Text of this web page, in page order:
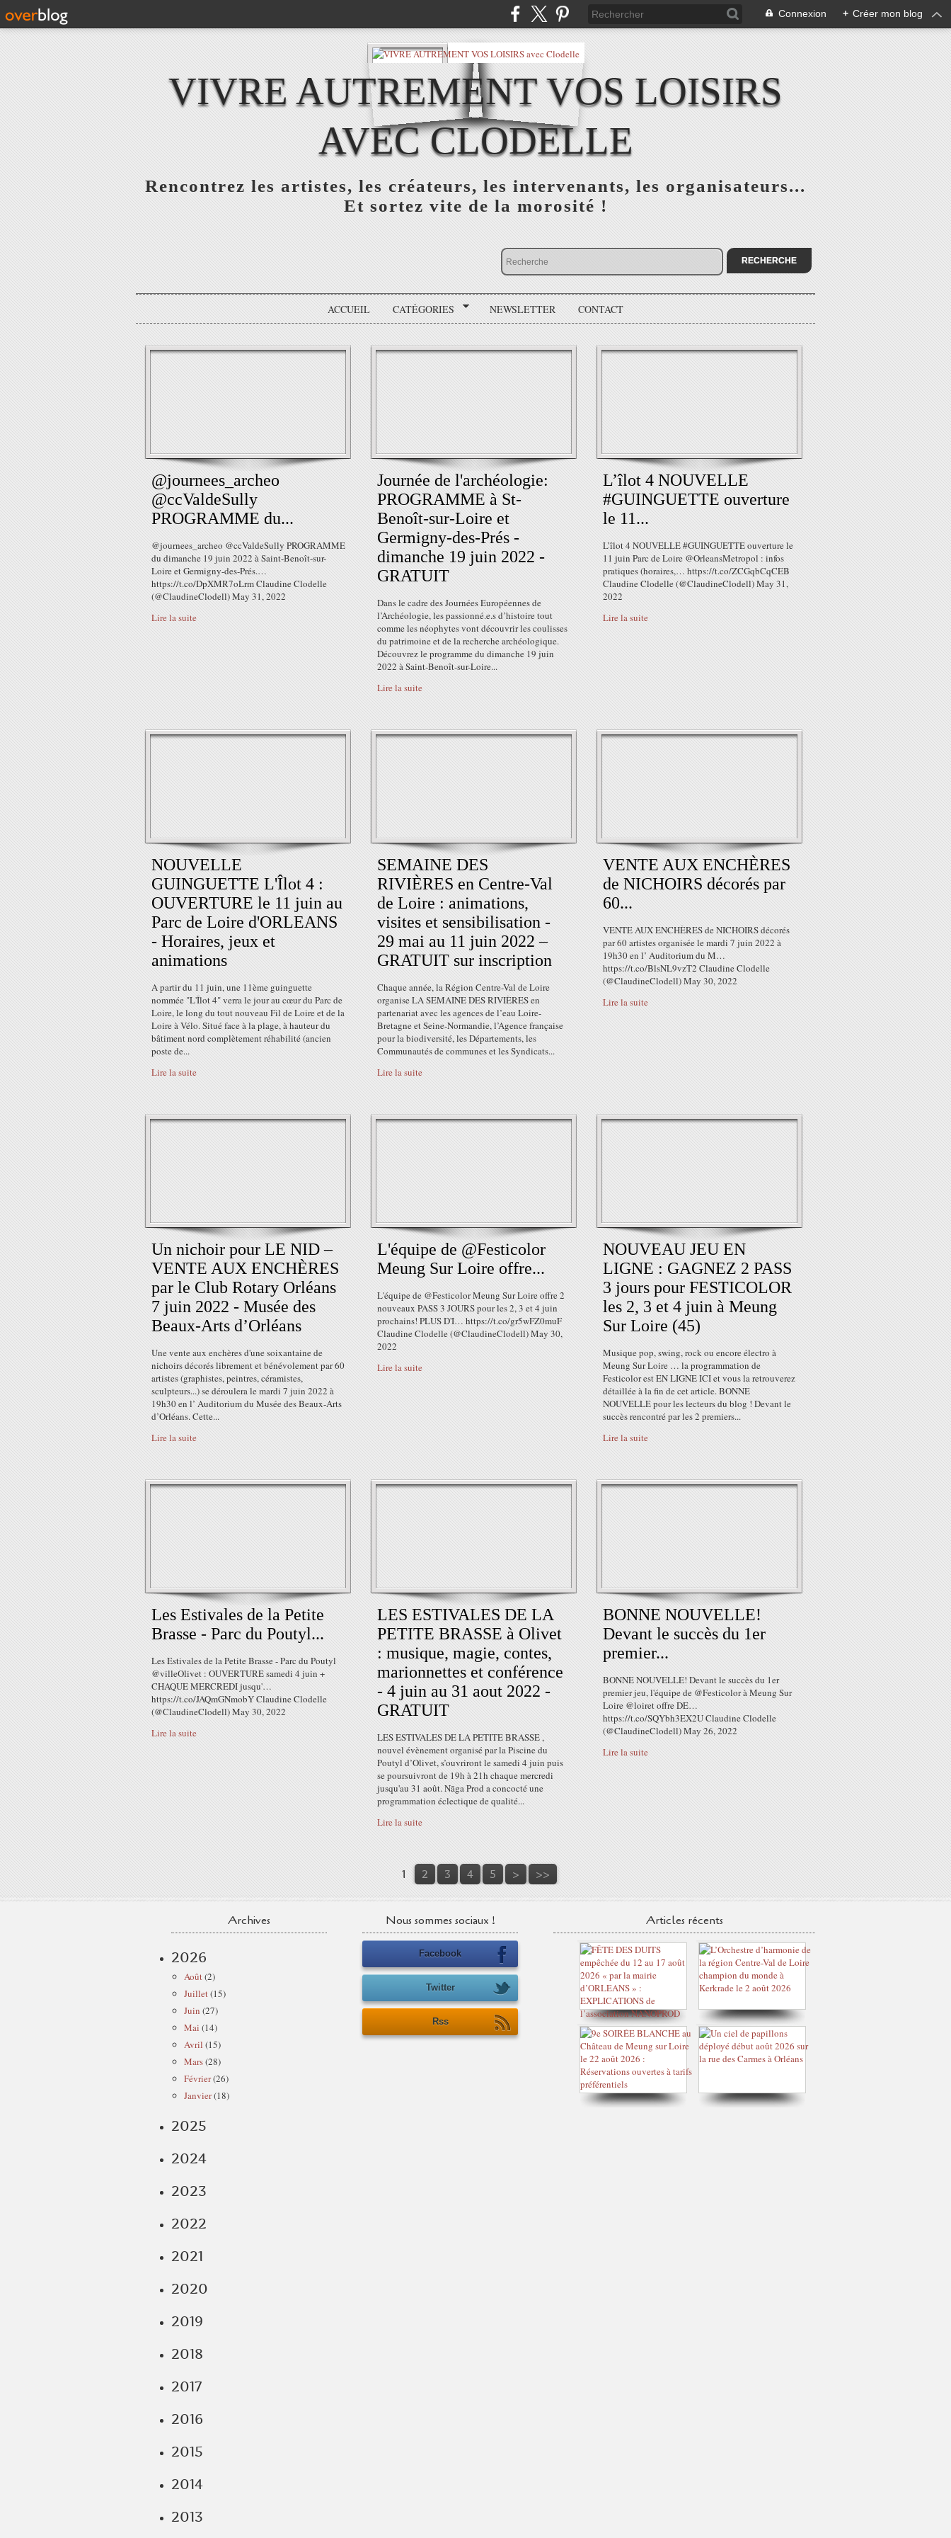
Connexion + Créer mon blog
VIVRE AUTREMENT VOS LOISIRS
AVEC CLODELLE
Rencontrez les artistes, les créateurs, les intervenants, les organisateurs...
Et sortez vite de la morosité !
ACCUEIL CATÉGORIES NEWSLETTER CONTACT
@journees_archeo
@ccValdeSully
PROGRAMME du...
@journees_archeo @ccValdeSully PROGRAMME
du dimanche 19 juin 2022 à Saint-Benoît-sur-
Loire et Germigny-des-Prés.…
https://t.co/DpXMR7oLrm Claudine Clodelle
(@ClaudineClodell) May 31, 2022
Lire la suite
Journée de l'archéologie:
PROGRAMME à St-
Benoît-sur-Loire et
Germigny-des-Prés -
dimanche 19 juin 2022 -
GRATUIT
Dans le cadre des Journées Européennes de
l’Archéologie, les passionné.e.s d’histoire tout
comme les néophytes vont découvrir les coulisses
du patrimoine et de la recherche archéologique.
Découvrez le programme du dimanche 19 juin
2022 à Saint-Benoît-sur-Loire...
Lire la suite
L’îlot 4 NOUVELLE
#GUINGUETTE ouverture
le 11...
L’îlot 4 NOUVELLE #GUINGUETTE ouverture le
11 juin Parc de Loire @OrleansMetropol : infos
pratiques (horaires,… https://t.co/ZCGqbCqCEB
Claudine Clodelle (@ClaudineClodell) May 31,
2022
Lire la suite
NOUVELLE
GUINGUETTE L'Îlot 4 :
OUVERTURE le 11 juin au
Parc de Loire d'ORLEANS
- Horaires, jeux et
animations
A partir du 11 juin, une 11ème guinguette
nommée "L'Îlot 4" verra le jour au cœur du Parc de
Loire, le long du tout nouveau Fil de Loire et de la
Loire à Vélo. Situé face à la plage, à hauteur du
bâtiment nord complètement réhabilité (ancien
poste de...
Lire la suite
SEMAINE DES
RIVIÈRES en Centre-Val
de Loire : animations,
visites et sensibilisation -
29 mai au 11 juin 2022 –
GRATUIT sur inscription
Chaque année, la Région Centre-Val de Loire
organise LA SEMAINE DES RIVIÈRES en
partenariat avec les agences de l’eau Loire-
Bretagne et Seine-Normandie, l’Agence française
pour la biodiversité, les Départements, les
Communautés de communes et les Syndicats...
Lire la suite
VENTE AUX ENCHÈRES
de NICHOIRS décorés par
60...
VENTE AUX ENCHÈRES de NICHOIRS décorés
par 60 artistes organisée le mardi 7 juin 2022 à
19h30 en l’ Auditorium du M…
https://t.co/BlsNL9vzT2 Claudine Clodelle
(@ClaudineClodell) May 30, 2022
Lire la suite
Un nichoir pour LE NID –
VENTE AUX ENCHÈRES
par le Club Rotary Orléans
7 juin 2022 - Musée des
Beaux-Arts d’Orléans
Une vente aux enchères d'une soixantaine de
nichoirs décorés librement et bénévolement par 60
artistes (graphistes, peintres, céramistes,
sculpteurs...) se déroulera le mardi 7 juin 2022 à
19h30 en l’ Auditorium du Musée des Beaux-Arts
d’Orléans. Cette...
Lire la suite
L'équipe de @Festicolor
Meung​ Sur Loire offre...
L'équipe de @Festicolor Meung Sur Loire offre 2
nouveaux PASS 3 JOURS pour les 2, 3 et 4 juin
prochains! PLUS D'I… https://t.co/gr5wFZ0muF
Claudine Clodelle (@ClaudineClodell) May 30,
2022
Lire la suite
NOUVEAU JEU EN
LIGNE : GAGNEZ 2 PASS
3 jours pour FESTICOLOR
les 2, 3 et 4 juin à Meung
Sur Loire (45)
Musique pop, swing, rock ou encore électro à
Meung Sur Loire … la programmation de
Festicolor est EN LIGNE ICI et vous la retrouverez
détaillée à la fin de cet article. BONNE
NOUVELLE pour les lecteurs du blog ! Devant le
succès rencontré par les 2 premiers...
Lire la suite
Les Estivales de la Petite
Brasse - Parc du Poutyl...
Les Estivales de la Petite Brasse - Parc du Poutyl
@villeOlivet : OUVERTURE samedi 4 juin +
CHAQUE MERCREDI jusqu'…
https://t.co/JAQmGNmobY Claudine Clodelle
(@ClaudineClodell) May 30, 2022
Lire la suite
LES ESTIVALES DE LA
PETITE BRASSE à Olivet
: musique, magie, contes,
marionnettes et conférence
- 4 juin au 31 aout 2022 -
GRATUIT
LES ESTIVALES DE LA PETITE BRASSE ,
nouvel évènement organisé par la Piscine du
Poutyl d’Olivet, s’ouvriront le samedi 4 juin puis
se poursuivront de 19h à 21h chaque mercredi
jusqu'au 31 août. Nāga Prod a concocté une
programmation éclectique de qualité...
Lire la suite
BONNE NOUVELLE!
Devant le succès du 1er
premier...
BONNE NOUVELLE! Devant le succès du 1er
premier jeu, l'équipe de @Festicolor à Meung Sur
Loire @loiret offre DE…
https://t.co/SQYbh3EX2U Claudine Clodelle
(@ClaudineClodell) May 26, 2022
Lire la suite
1 2 3 4 5 > >>
Archives
2026
Août(2)
Juillet(15)
Juin (27)
Mai (14)
Avril (15)
Mars(28)
Février(26)
Janvier(18)
2025
2024
2023
2022
2021
2020
2019
2018
2017
2016
2015
2014
2013
Nous sommes sociaux !
Facebook
Twitter
Rss
Articles récents